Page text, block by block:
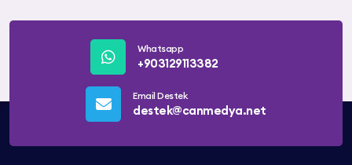
Whatsapp
+903129113382
Email Destek
destek@canmedya.net